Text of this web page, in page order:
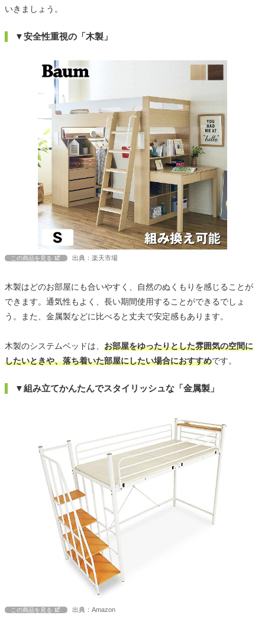
いきましょう。
▼安全性重視の「木製」
この商品を見る 出典：楽天市場
木製はどのお部屋にも合いやすく、自然のぬくもりを感じることが
できます。通気性もよく、長い期間使用することができるでしょ
う。また、金属製などに比べると丈夫で安定感もあります。
木製のシステムベッドは、 お部屋をゆったりとした雰囲気の空間に
したいときや、落ち着いた部屋にしたい場合におすすめです。
▼組み立てかんたんでスタイリッシュな「金属製」
この商品を見る 出典：Amazon